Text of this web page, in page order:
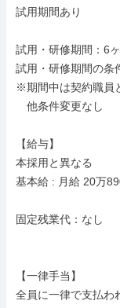
試用期間あり
試用・研修期間：6
試用・研修期間の条
※期間中は契約職員
他条件変更なし
【給与】
本採用と異なる
基本給 : 月給 20万
固定残業代：なし
【一律手当】
全員に一律で支払わ